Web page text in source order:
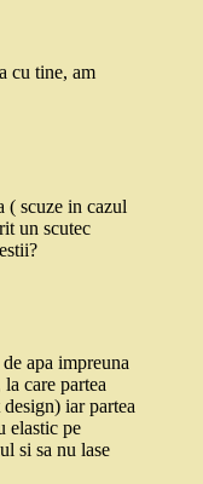
cu tine, am
( scuze in cazul
un scutec
apa impreuna
care partea
iar partea
elastic pe
si sa nu lase